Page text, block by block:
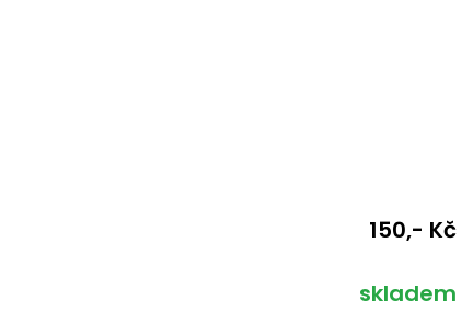
150,- Kč
skladem